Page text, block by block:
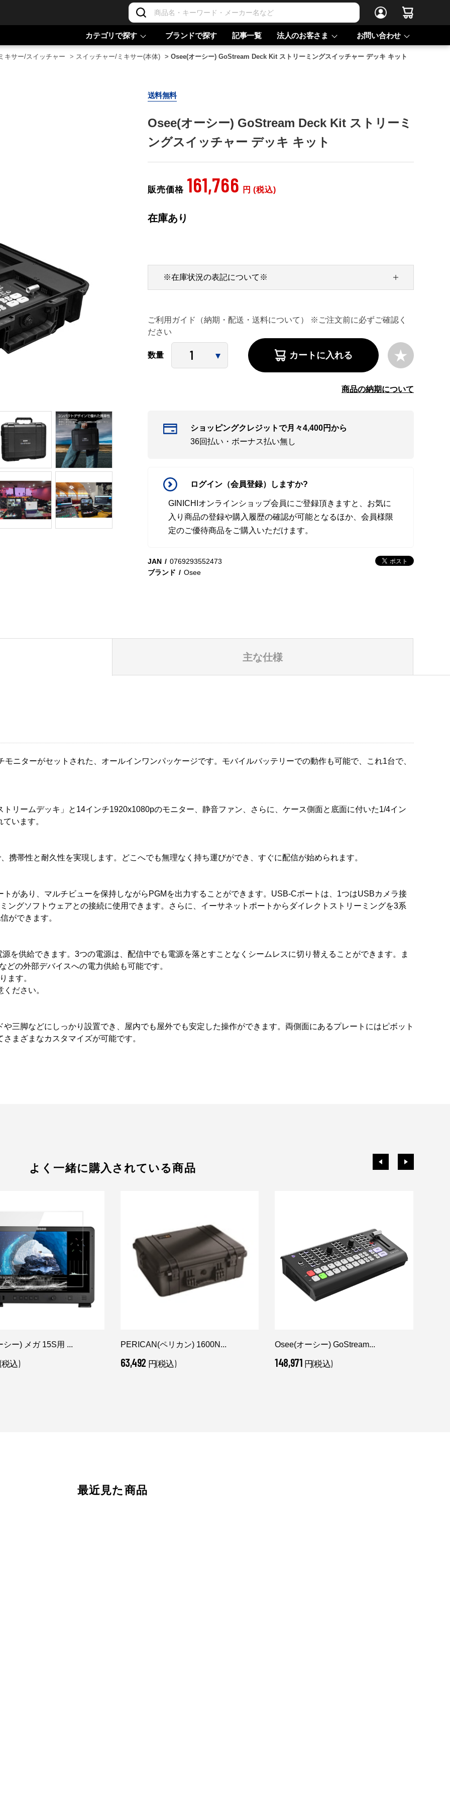
カテゴリで探す ブランドで探す 記事一覧 法人のお客さま お問い合わせ
キサー/スイッチャー > スイッチャー/ミキサー(本体) > Osee(オーシー) GoStream Deck Kit ストリーミングスイッチャー デッキ キット
送料無料
Osee(オーシー) GoStream Deck Kit ストリーミ
ングスイッチャー デッキ キット
販売価格 161,766 円 (税込)
在庫あり
ご利用ガイド（納期・配送・送料について） ※ご注文前に必ずご確認く
ださい
※在庫状況の表記について※
数量 カートに入れる
商品の納期について
ショッピングクレジットで月々4,400円から
36回払い・ボーナス払い無し
ログイン（会員登録）しますか?
GINICHIオンラインショップ会員にご登録頂きますと、お気に
入り商品の登録や購入履歴の確認が可能となるほか、会員様限
定のご優待商品をご購入いただけます。
JAN
0769293552473
ブランド
Osee
主な仕様
ニターがセットされた、オールインワンパッケージです。モバイルバッテリーでの動作も可能で、これ1台で、
リームデッキ」と14インチ1920x1080pのモニター、静音ファン、さらに、ケース側面と底面に付いた1/4イン
います。
携帯性と耐久性を実現します。どこへでも無理なく持ち運びができ、すぐに配信が始められます。
があり、マルチビューを保持しながらPGMを出力することができます。USB-Cポートは、1つはUSBカメラ接
ングソフトウェアとの接続に使用できます。さらに、イーサネットポートからダイレクトストリーミングを3系
ができます。
を供給できます。3つの電源は、配信中でも電源を落とすことなくシームレスに切り替えることができます。ま
の外部デバイスへの電力供給も可能です。
ます。
ださい。
三脚などにしっかり設置でき、屋内でも屋外でも安定した操作ができます。両側面にあるプレートにはピボット
まざまなカスタマイズが可能です。
よく一緒に購入されている商品
シー) メガ 15S用 ...
税込)
PERICAN(ペリカン) 1600N...
63,492 円(税込)
Osee(オーシー) GoStream...
148,971 円(税込)
最近見た商品